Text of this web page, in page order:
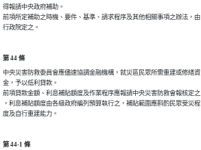
得報請中央政府補助。
前項所定補助之時機、要件、基準、請求程序及其他相關事項之辦法，由
行政院定之。
第 44 條
中央災害防救委員會應儘速協調金融機構，就災區民眾所需重建或修繕資
金，予以低利貸款。
前項貸款金額、利息補貼額度及作業程序應報請中央災害防救會報核定之
，利息補貼額度由各級政府編列預算執行之，補貼範圍應斟酌民眾受災程
度及自行重建能力。
第 44-1 條